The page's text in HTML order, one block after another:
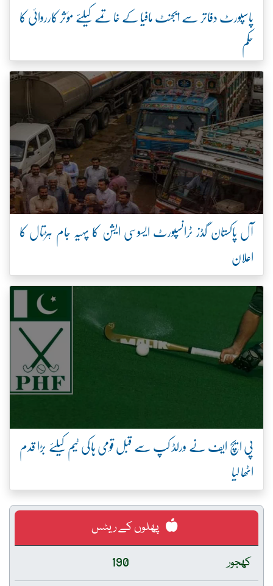
پاسپورٹ دفاتر سے ایجنٹ مافیا کے خاتمے کیلئے مؤثر کارروائی کا
حکم
آل پاکستان گڈز ٹرانسپورٹ ایسوسی ایشن کا پہیہ جام ہڑتال کا
اعلان
پی ایچ ایف نے ورلڈ کپ سے قبل قومی ہاکی ٹیم کیلئے بڑا قدم
اٹھا لیا
پھلوں کے ریٹس
کھجور
190